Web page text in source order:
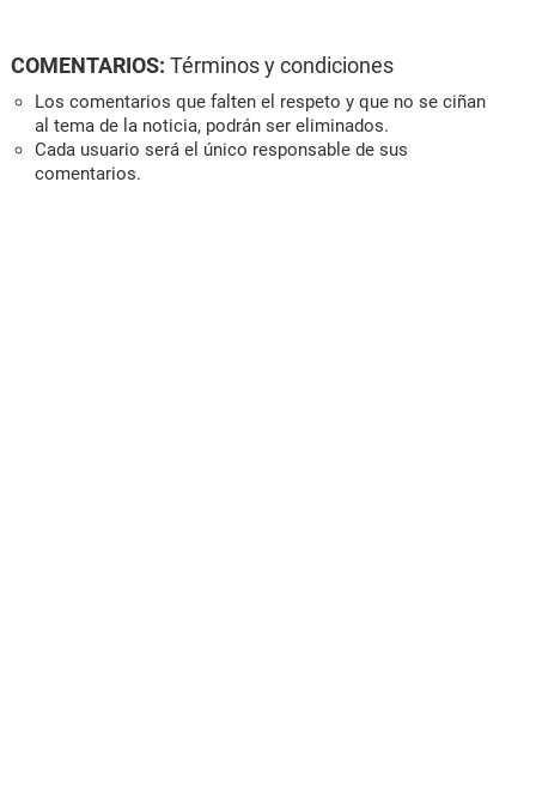
COMENTARIOS: Términos y condiciones
Los comentarios que falten el respeto y que no se ciñan
al tema de la noticia, podrán ser eliminados.
Cada usuario será el único responsable de sus
comentarios.